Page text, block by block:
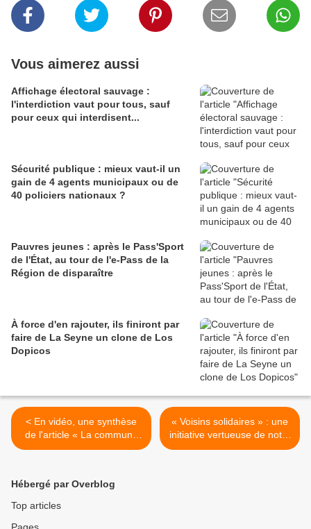
Vous aimerez aussi
Affichage électoral sauvage :
l'interdiction vaut pour tous, sauf
pour ceux qui interdisent...
Sécurité publique : mieux vaut-il un
gain de 4 agents municipaux ou de
40 policiers nationaux ?
Pauvres jeunes : après le Pass'Sport
de l'État, au tour de l'e-Pass de la
Région de disparaître
À force d'en rajouter, ils finiront par
faire de La Seyne un clone de Los
Dopicos
< En vidéo, une synthèse
de l'article « La commune
aux côtés des soignants et
« Voisins solidaires » : une
initiative vertueuse de notre
office d'HLM à étendre... >
Hébergé par Overblog
Top articles